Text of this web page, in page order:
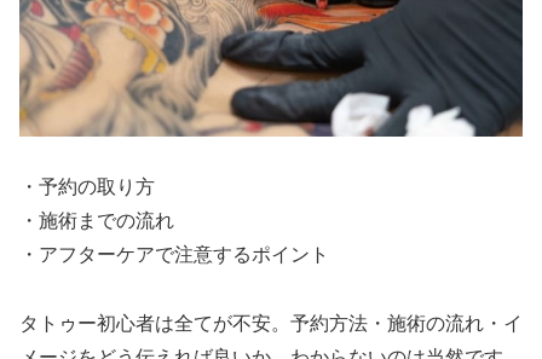
・予約の取り方
・施術までの流れ
・アフターケアで注意するポイント
タトゥー初心者は全てが不安。予約方法・施術の流れ・イ